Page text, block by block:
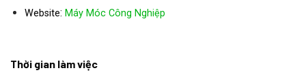
Website: Máy Móc Công Nghiệp
Thời gian làm việc